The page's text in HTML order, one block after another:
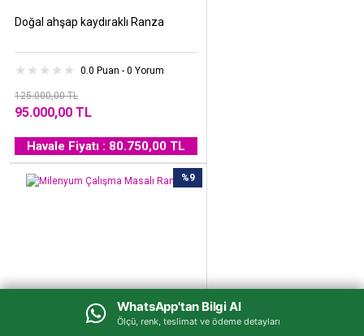
WhatsApp'tan Bilgi Al
Ölçü, renk, teslimat ve ödeme detayları
Doğal ahşap kaydıraklı Ranza
0.0 Puan - 0 Yorum
125.000,00 TL
95.000,00 TL
Havale Fiyatı : 80.750,00 TL
%9
WhatsApp'tan Bilgi Al
Ölçü, renk, teslimat ve ödeme detayları